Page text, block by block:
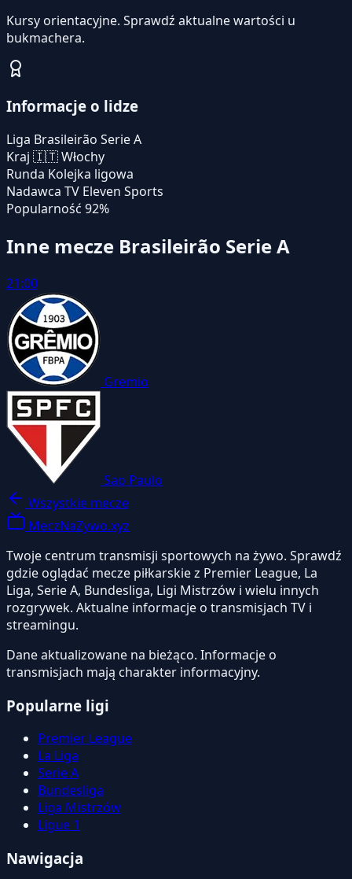
Kursy orientacyjne. Sprawdź aktualne wartości u
bukmachera.
Informacje o lidze
Liga Brasileirão Serie A
Kraj 🇮🇹Włochy
Runda Kolejka ligowa
Nadawca TV Eleven Sports
Popularność 92%
Inne mecze Brasileirão Serie A
21:00
Gremio
Sao Paulo
Wszystkie mecze
MeczNaZywo.xyz
Twoje centrum transmisji sportowych na żywo. Sprawdź
gdzie oglądać mecze piłkarskie z Premier League, La
Liga, Serie A, Bundesliga, Ligi Mistrzów i wielu innych
rozgrywek. Aktualne informacje o transmisjach TV i
streamingu.
Dane aktualizowane na bieżąco. Informacje o
transmisjach mają charakter informacyjny.
Popularne ligi
Premier League
La Liga
Serie A
Bundesliga
Liga Mistrzów
Ligue 1
Nawigacja